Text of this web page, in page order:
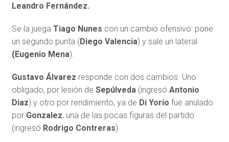
Leandro Fernández.
Se la juega Tiago Nunes con un cambio ofensivo: pone
un segundo punta (Diego Valencia) y sale un lateral
(Eugenio Mena).
Gustavo Álvarez responde con dos cambios. Uno
obligado, por lesión de Sepúlveda (ingresó Antonio
Diaz) y otro por rendimiento, ya de Di Yorio fue anulado
por Gonzalez, una de las pocas figuras del partido
(ingresó Rodrigo Contreras)